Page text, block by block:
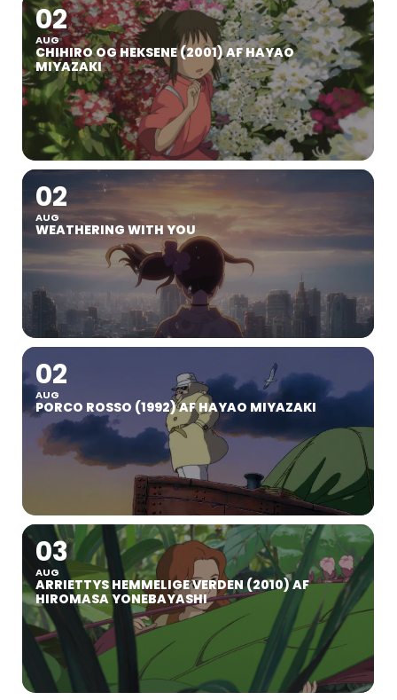
02
AUG
CHIHIRO OG HEKSENE (2001) AF HAYAO
MIYAZAKI
02
AUG
WEATHERING WITH YOU
02
AUG
PORCO ROSSO (1992) AF HAYAO MIYAZAKI
03
AUG
ARRIETTYS HEMMELIGE VERDEN (2010) AF
HIROMASA YONEBAYASHI